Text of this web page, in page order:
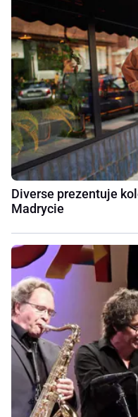
Diverse prezentuje
Madrycie